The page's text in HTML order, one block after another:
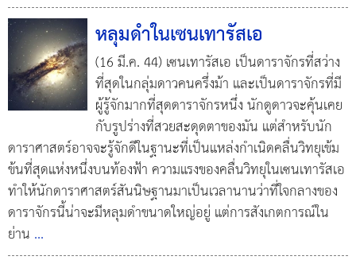
หลุมดำในเซนเทารัสเอ
(16 มี.ค. 44) เซนเทารัสเอ เป็นดาราจักรที่สว่าง
ที่สุดในกลุ่มดาวคนครึ่งม้า และเป็นดาราจักรที่มี
ผู้รู้จักมากที่สุดดาราจักรหนึ่ง นักดูดาวจะคุ้นเคย
กับรูปร่างที่สวยสะดุดตาของมัน แต่สำหรับนัก
ดาราศาสตร์อาจจะรู้จักดีในฐานะที่เป็นแหล่งกำเนิดคลื่นวิทยุเข้ม
ข้นที่สุดแห่งหนึ่งบนท้องฟ้า ความแรงของคลื่นวิทยุในเซนเทารัสเอ
ทำให้นักดาราศาสตร์สันนิษฐานมาเป็นเวลานานว่าที่ใจกลางของ
ดาราจักรนี้น่าจะมีหลุมดำขนาดใหญ่อยู่ แต่การสังเกตการณ์ใน
ย่าน ...